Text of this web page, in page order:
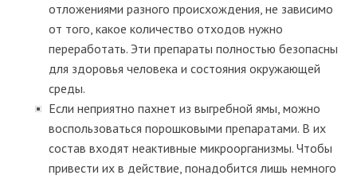
отложениями разного происхождения, не зависимо
от того, какое количество отходов нужно
переработать. Эти препараты полностью безопасны
для здоровья человека и состояния окружающей
среды.
Если неприятно пахнет из выгребной ямы, можно
воспользоваться порошковыми препаратами. В их
состав входят неактивные микроорганизмы. Чтобы
привести их в действие, понадобится лишь немного